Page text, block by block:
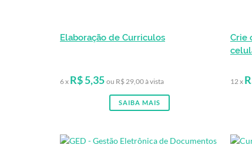
Elaboração de Curriculos
6 x R$ 5,35 ou R$ 29,00 à vista
SAIBA MAIS
Crie
12 x